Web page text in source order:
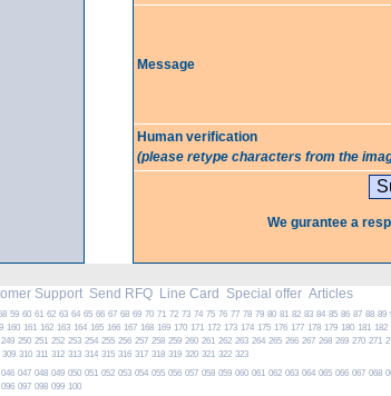
Message
Human verification
(please retype characters from the
We gurantee a
Support Send RFQ Line Card Special offer Articles
59 60 61 62 63 64 65 66 67 68 69 70 71 72 73 74 75 76 77 78 79 80 81 82 83 84 85 86 87 88 89
160 161 162 163 164 165 166 167 168 169 170 171 172 173 174 175 176 177 178 179 180 181 182
249 250 251 252 253 254 255 256 257 258 259 260 261 262 263 264 265 266 267 268 269 270 271
309 310 311 312 313 314 315 316 317 318 319 320 321 322 323
046 047 048 049 050 051 052 053 054 055 056 057 058 059 060 061 062 063 064 065 066 067 068
096 097 098 099 100